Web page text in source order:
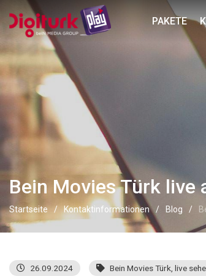
PAKETE
Bein Movies Türk live
Startseite Kontaktinformationen Blog
26.09.2024 Bein Movies Türk live